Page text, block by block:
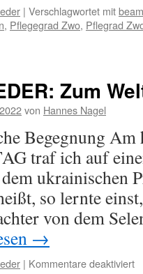
| Verschlagwortet mit
, Pflegegrad Zwo, Pflegrad
Zum
von Hannes Nagel
Begegnung Am
traf ich auf
ukrainischen
so lernte
von dem
→
| Kommentare deaktiviert